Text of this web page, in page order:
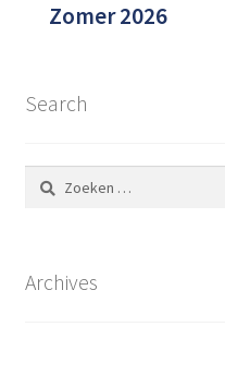
Zomer 2026
Search
Zoeken
naar:
Archives